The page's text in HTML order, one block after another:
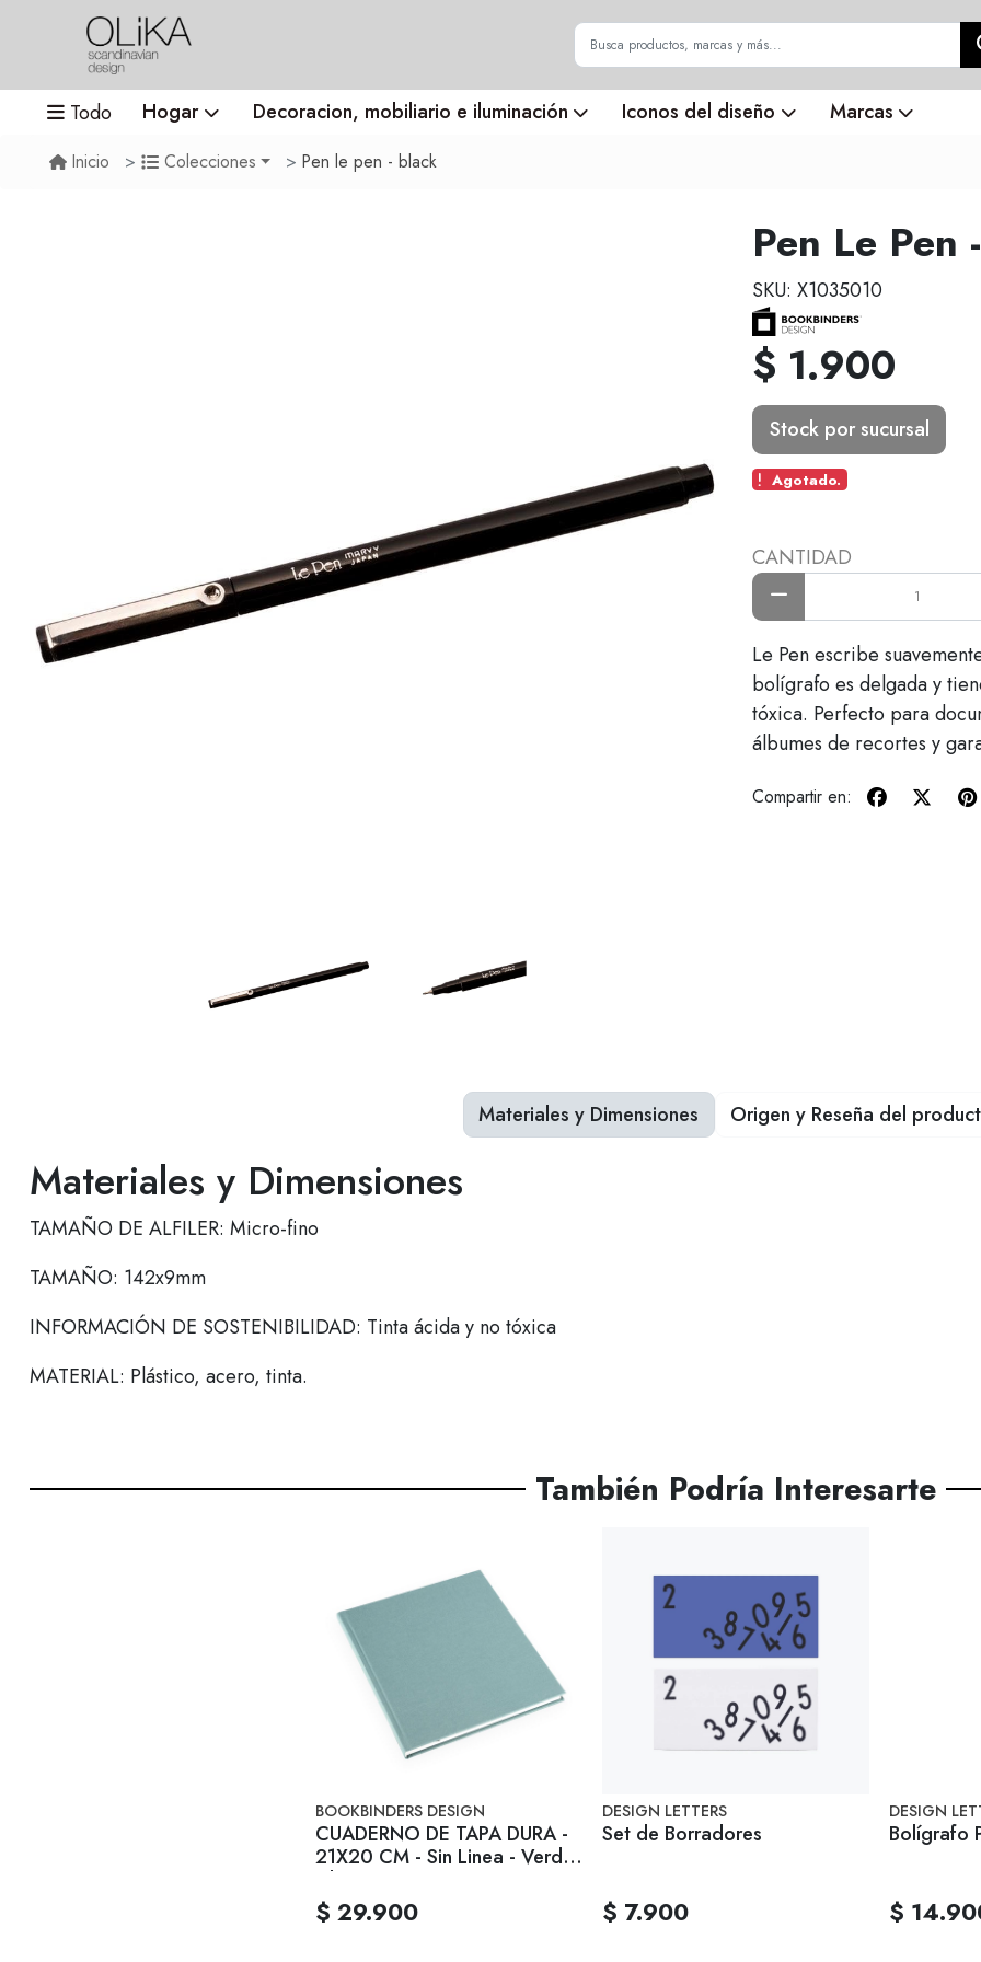
Todo Hogar Decoracion, mobiliario e iluminación Iconos del diseño Marcas
Inicio Colecciones Pen le pen - black
Pen Le Pen
SKU: X1035010
$ 1.900
Stock por sucursal
Agotado.
CANTIDAD
Le Pen escribe
bolígrafo es delgada y
tóxica. Perfecto para
álbumes de recortes y
Compartir en:
Materiales y Dimensiones
TAMAÑO DE ALFILER: Micro-fino
TAMAÑO: 142x9mm
INFORMACIÓN DE SOSTENIBILIDAD: Tinta ácida y no tóxica
MATERIAL: Plástico, acero, tinta.
Materiales y Dimensiones Origen y Reseña del
También Podría Interesarte
BOOKBINDERS DESIGN
CUADERNO DE TAPA DURA -
21X20 CM - Sin Linea - Verde
Claro
$ 29.900
DESIGN LETTERS
Set de Borradores
$ 7.900
DESIGN
Bolígrafo
$